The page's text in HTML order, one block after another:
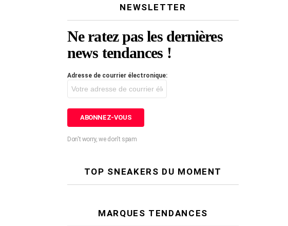
NEWSLETTER
Ne ratez pas les dernières
news tendances !
Adresse de courrier électronique:
Don't worry, we don't spam
TOP SNEAKERS DU MOMENT
MARQUES TENDANCES